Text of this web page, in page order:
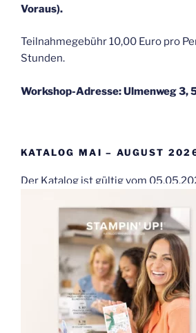
Voraus).
Teilnahmegebühr 10,00 Euro pro
Stunden.
Workshop-Adresse: Ulmenweg 3,
KATALOG MAI – AUGUST
Der Katalog ist gültig vom